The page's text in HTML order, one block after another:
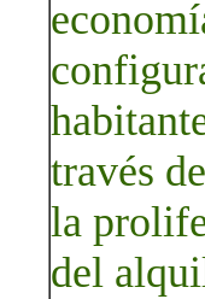
través
la
del